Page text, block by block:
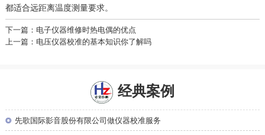
都适合远距离温度测量要求。
下一篇：电子仪器维修时热电偶的优点
上一篇：电压仪器校准的基本知识你了解吗
经典案例
◎ 先歌国际影音股份有限公司做仪器校准服务